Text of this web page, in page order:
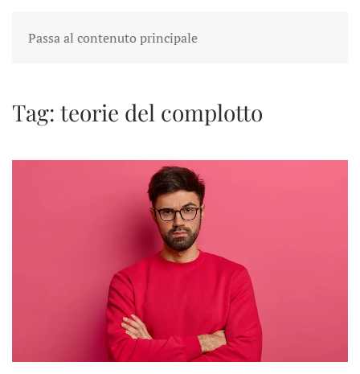
Passa al contenuto principale
Tag: teorie del complotto